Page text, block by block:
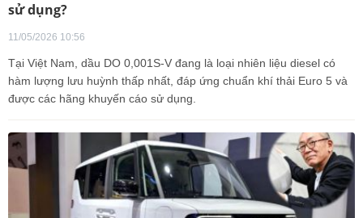
sử dụng?
11/05/2026 10:56
Tại Việt Nam, dầu DO 0,001S-V đang là loại nhiên liệu diesel có
hàm lượng lưu huỳnh thấp nhất, đáp ứng chuẩn khí thải Euro 5 và
được các hãng khuyến cáo sử dụng.